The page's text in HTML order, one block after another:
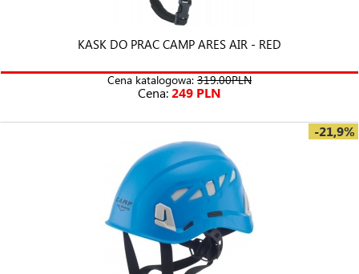
KASK DO PRAC CAMP ARES AIR - RED
Cena katalogowa: 319.00PLN
Cena:249 PLN
-21,9%